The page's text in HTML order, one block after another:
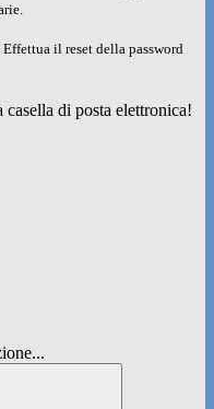
il reset della password
di posta elettronica!